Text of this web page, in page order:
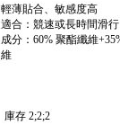
輕薄貼合、敏感度高
適合：競速或長時間滑行
成分：60% 聚酯纖維
維
庫存 2;2;2